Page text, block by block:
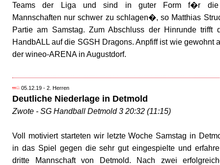
Teams der Liga und sind in guter Form f�r die
Mannschaften nur schwer zu schlagen�, so Matthias
Partie am Samstag. Zum Abschluss der Hinrunde trifft
HandbALL auf die SGSH Dragons. Anpfiff ist wie gewohnt
der wineo-ARENA in Augustdorf.
05.12.19 - 2. Herren
Deutliche Niederlage in Detmold
Zwote - SG Handball Detmold 3 20:32 (11:15)
Voll motiviert starteten wir letzte Woche Samstag in
in das Spiel gegen die sehr gut eingespielte und
dritte Mannschaft von Detmold. Nach zwei